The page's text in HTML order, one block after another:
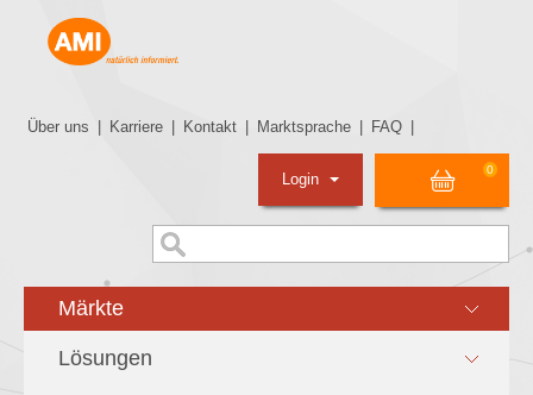
Über uns Karriere Kontakt Marktsprache FAQ
0
Login
Märkte
Lösungen